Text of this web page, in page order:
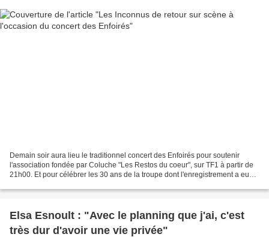
Demain soir aura lieu le traditionnel concert des Enfoirés pour soutenir
l'association fondée par Coluche "Les Restos du coeur", sur TF1 à partir de
21h00. Et pour célébrer les 30 ans de la troupe dont l'enregistrement a eu
Elsa Esnoult : "Avec le planning que j'ai, c'est
très dur d'avoir une vie privée"